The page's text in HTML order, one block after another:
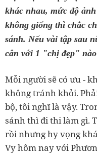
khác nhau, mức độ
không giống thì chắc
sánh. Nếu vài tập sau
cân với 1 "chị đẹp"
Mỗi người sẽ có ưu -
không tránh khỏi.
bộ, tôi nghĩ là vậy.
sánh thì đi thi làm gì.
rồi nhưng hy vọng
Vy hôm nay với